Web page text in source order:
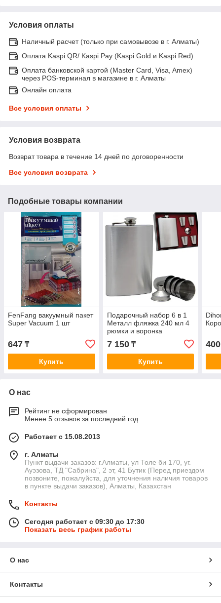
Условия оплаты
Наличный расчет (только при самовывозе в г. Алматы)
Оплата Kaspi QR/ Kaspi Pay (Kaspi Gold и Kaspi Red)
Оплата банковской картой (Master Card, Visa, Amex)
через POS-терминал в магазине в г. Алматы
Онлайн оплата
Все условия оплаты
Условия возврата
Возврат товара в течение 14 дней по договоренности
Все условия возврата
Подобные товары компании
FenFang вакуумный пакет
Super Vacuum 1 шт
647 ₸
Купить
Подарочный набор 6 в 1
Металл фляжка 240 мл 4
рюмки и воронка
7 150₸
Купить
400
О нас
Рейтинг не сформирован
Менее 5 отзывов за последний год
Работает с 15.08.2013
г. Алматы
Пункт выдачи заказов: г.Алматы, ул Толе би 170, уг.
Ауэзова, ТД "Сабрина", 2 эт, 41 Бутик (Перед приездом
позвоните, пожалуйста, для уточнения наличия товаров
в пункте выдачи заказов), Алматы, Казахстан
Контакты
Сегодня работает с 09:30 до 17:30
Показать весь график работы
О нас
Контакты